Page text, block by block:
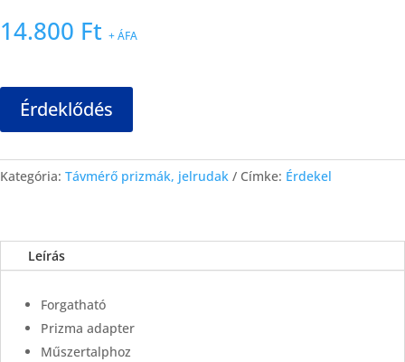
14.800 Ft + ÁFA
Érdeklődés
Kategória: Távmérő prizmák, jelrudak Címke: Érdekel
Leírás
Forgatható
Prizma adapter
Műszertalphoz